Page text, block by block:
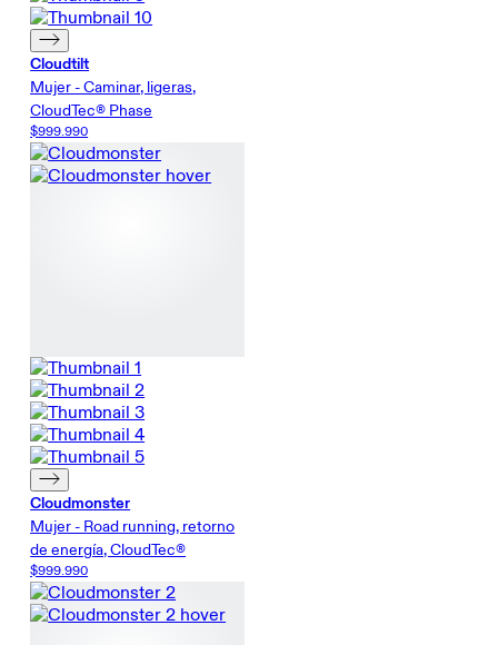
Cloudtilt
Mujer - Caminar, ligeras,
CloudTec® Phase
$999.990
Cloudmonster
Mujer - Road running, retorno
de energía, CloudTec®
$999.990